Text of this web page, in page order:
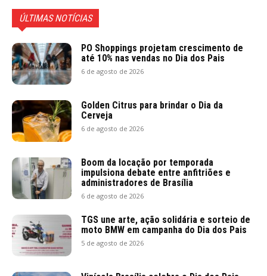
ÚLTIMAS NOTÍCIAS
PO Shoppings projetam crescimento de
até 10% nas vendas no Dia dos Pais
6 de agosto de 2026
Golden Citrus para brindar o Dia da
Cerveja
6 de agosto de 2026
Boom da locação por temporada
impulsiona debate entre anfitriões e
administradores de Brasília
6 de agosto de 2026
TGS une arte, ação solidária e sorteio de
moto BMW em campanha do Dia dos Pais
5 de agosto de 2026